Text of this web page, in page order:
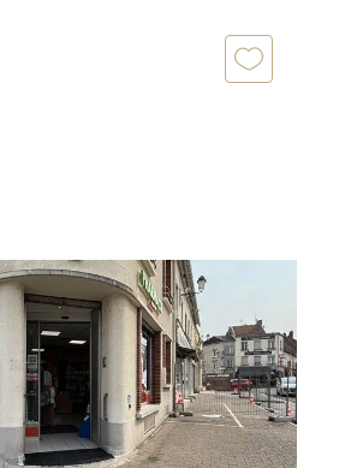
Local à louer
€
comprises